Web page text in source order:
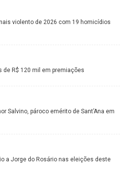
violento de 2026 com 19 homicídios
de R$ 120 mil em premiações
Salvino, pároco emérito de Sant’Ana em
a Jorge do Rosário nas eleições deste